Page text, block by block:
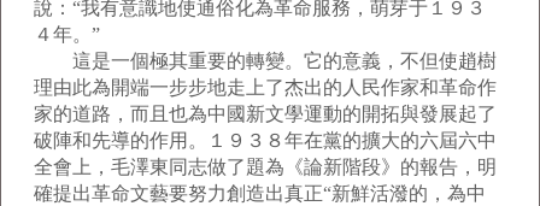
說：“我有意識地使通俗化為革命服務，萌芽于１９３
４年。”
這是一個極其重要的轉變。它的意義，不但使趙樹
理由此為開端一步步地走上了杰出的人民作家和革命作
家的道路，而且也為中國新文學運動的開拓與發展起了
破陣和先導的作用。１９３８年在黨的擴大的六屆六中
全會上，毛澤東同志做了題為《論新階段》的報告，明
確提出革命文藝要努力創造出真正“新鮮活潑的，為中